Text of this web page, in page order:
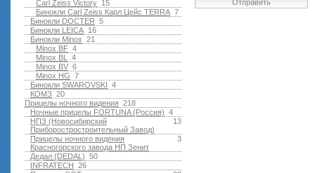
15
Carl Zeiss Victory
7
Бинокли Carl Zeiss Карл Цейс TERRA
5
Бинокли DOCTER
16
Бинокли LEICA
21
Бинокли Minox
4
Minox BF
4
Minox BL
6
Minox BV
7
Minox HG
4
Бинокли SWAROVSKI
20
КОМЗ
218
Прицелы ночного видения
4
Ночные прицелы FORTUNA (Россия)
13
НПЗ (Новосибирский
Приборостростроительный Завод)
3
Прицелы ночного видения
Красногорского завода НП Зенит
50
Дедал (DEDAL)
26
INFRATECH
Отправить